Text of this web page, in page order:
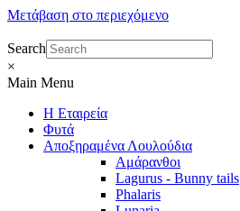
Μετάβαση στο περιεχόμενο
Search
×
Main Menu
Η Εταιρεία
Φυτά
Αποξηραμένα Λουλούδια
Αμάρανθοι
Lagurus - Bunny tails
Phalaris